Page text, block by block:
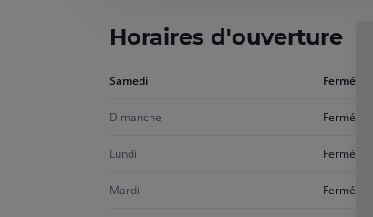
Horaires d'ouverture
SamediAujourd'hui
Fermé
Dimanche Fermé
Lundi Fermé
Mardi Fermé